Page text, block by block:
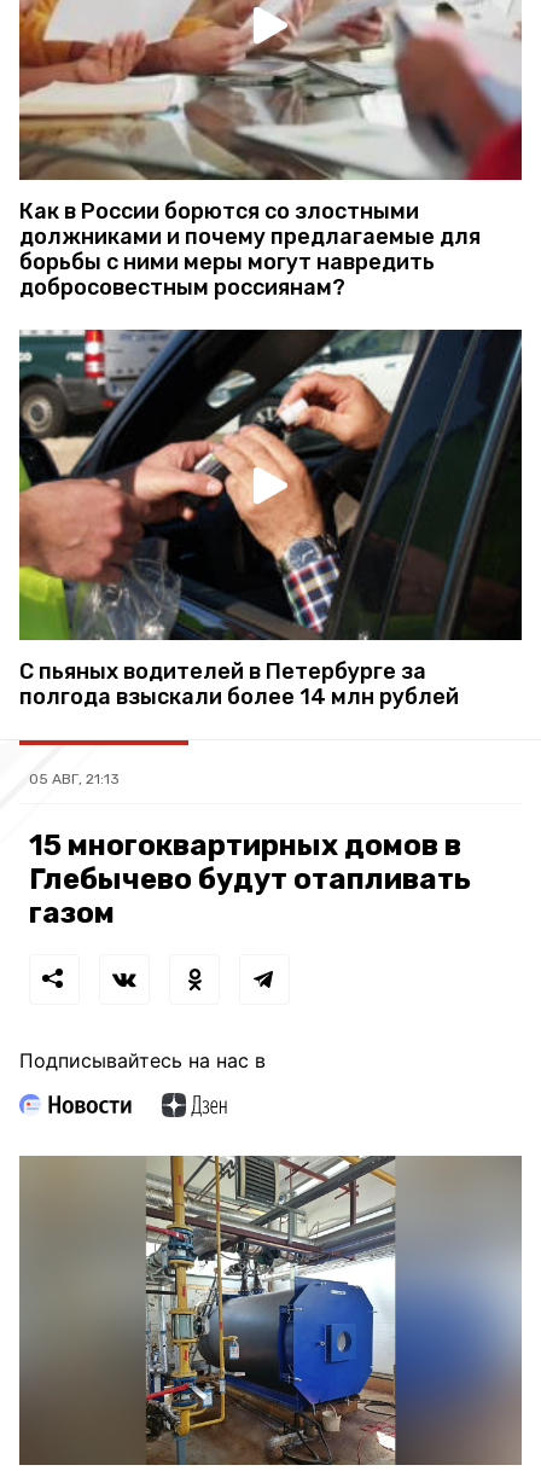
Как в России борются со злостными
должниками и почему предлагаемые для
борьбы с ними меры могут навредить
добросовестным россиянам?
С пьяных водителей в Петербурге за
полгода взыскали более 14 млн рублей
05 АВГ, 21:13
15 многоквартирных домов в
Глебычево будут отапливать
газом
Подписывайтесь на нас в